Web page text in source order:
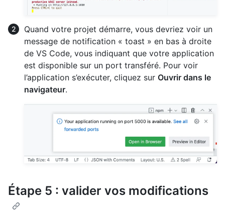
Quand votre projet démarre, vous devriez voir un
message de notification « toast » en bas à droite
de VS Code, vous indiquant que votre application
est disponible sur un port transféré. Pour voir
l’application s’exécuter, cliquez sur Ouvrir dans le
navigateur.
Étape 5 : valider vos modifications